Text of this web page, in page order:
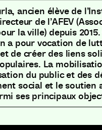
ancien élève de
de l’AFEV
la ville) depuis 2015.
a pour vocation de
de créer des liens
La
du public et des
social et le
ses principaux